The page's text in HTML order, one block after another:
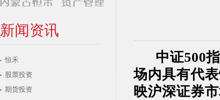
新闻资讯
恒禾
股票投资
期货投资
中证500
场内具有代
映沪深证券